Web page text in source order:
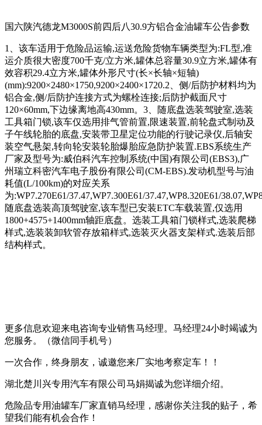
国六陕汽德龙M3000S前四后八30.9方铝合金油罐车公告参数
1
、该车适用于危险品运输,运送危险货物车辆类型为:FL型,准
运介质很大密度700千克/立方米,罐体总容量30.9立方米,罐体有
效容积29.4立方米,罐体外形尺寸(长×长轴×短轴)
(mm):9200×2480×1750,9200×2400×1720.2、侧/后防护材料均为
铝合金,侧/后防护连接方式为螺栓连接;后防护截面尺寸
120×60mm,下边缘离地高430mm。3、随底盘选装驾驶室,选装
工具箱门锁,该车仅选用排气管前置,限速装置,前轮盘式制动及
子午线轮胎的底盘,安装带卫星定位功能的行驶记录仪,后轴安
装空气悬架,转向轮安装轮胎爆胎应急防护装置.EBS系统生产
厂家及型号为:威伯科汽车控制系统(中国)有限公司(EBS3),广
州瑞立科密汽车电子股份有限公司(CM-EBS).发动机型号与油
耗值(L/100km)的对应关系
为:WP7.270E61/37.47,WP7.300E61/37.47,WP8.320E61/
随底盘选装高顶驾驶室,该车型已安装ETC车载装置,仅选用
1800+4575+1400mm轴距底盘。选装工具箱门锁样式,选装爬梯
样式,选装装卸软管存放箱样式,选装灭火器支架样式.选装后部
结构样式。
更多信息欢迎来电咨询专业销售马经理。马经理24小时竭诚为
您服务。（微信同手机号）
一次合作，终身朋友，诚邀您来厂实地考察定车！！
湖北楚川兴专用汽车有限公司马娟揭诚为您详细介绍。
危险品专用油罐车厂家直销马经理，感谢你关注我的贴子，希
望我们能有机会合作！